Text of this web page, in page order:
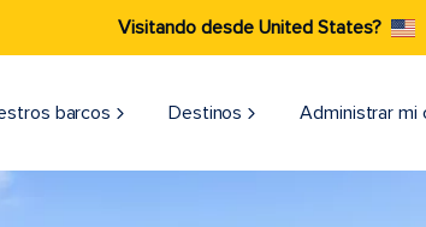
Visitando desde United States?
barcos Destinos Administrar mi